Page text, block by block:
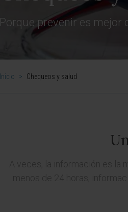
Porque prevenir es mejor
Inicio > Chequeos y salud